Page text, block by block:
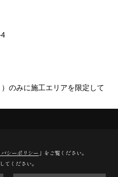
4
のみに施工エリアを限定して
Rights Reserved.
バシーポリシー 」をご覧ください。
てください。